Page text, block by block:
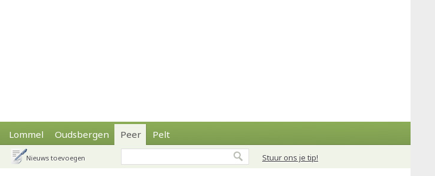
Lommel Oudsbergen Peer Pelt
Stuur ons je tip!
Nieuws toevoegen